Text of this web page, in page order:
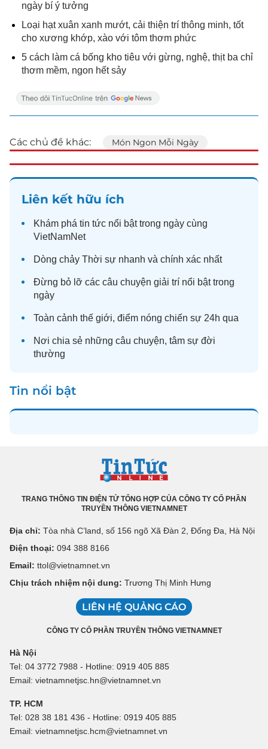
ngày bí ý tưởng
Loại hạt xuân xanh mướt, cải thiện trí thông minh, tốt
cho xương khớp, xào với tôm thơm phức
5 cách làm cá bống kho tiêu với gừng, nghệ, thịt ba chỉ
thơm mềm, ngon hết sảy
Các chủ đề khác: Món Ngon Mỗi Ngày
Liên kết hữu ích
Khám phá tin tức nổi bật trong ngày cùng
VietNamNet
Dòng chảy Thời sự nhanh và chính xác nhất
Đừng bỏ lỡ các câu chuyện giải trí nổi bật trong
ngày
Toàn cảnh thế giới, điểm nóng chiến sự 24h qua
Nơi chia sẻ những câu chuyện, tâm sự đời
thường
Tin nổi bật
TRANG THÔNG TIN ĐIỆN TỬ TỔNG HỢP CỦA CÔNG TY CỔ PHẦN
TRUYỀN THÔNG VIETNAMNET
Địa chỉ: Tòa nhà C’land, số 156 ngõ Xã Đàn 2, Đống Đa, Hà Nội
Điện thoại: 094 388 8166
Email: ttol@vietnamnet.vn
Chịu trách nhiệm nội dung: Trương Thị Minh Hưng
LIÊN HỆ QUẢNG CÁO
CÔNG TY CỔ PHẦN TRUYỀN THÔNG VIETNAMNET
Hà Nội
Tel: 04 3772 7988 - Hotline: 0919 405 885
Email: vietnamnetjsc.hn@vietnamnet.vn
TP. HCM
Tel: 028 38 181 436 - Hotline: 0919 405 885
Email: vietnamnetjsc.hcm@vietnamnet.vn